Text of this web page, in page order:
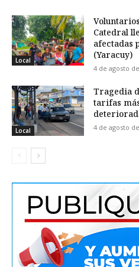
Local
Catedral
afectadas
(Yaracuy)
4 de agosto
Local
Tragedia
tarifas
4 de agosto